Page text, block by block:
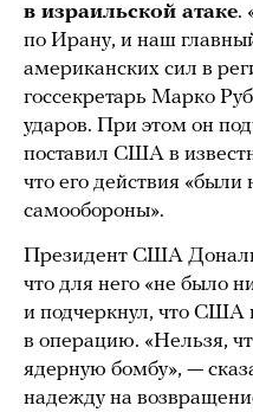
в израильской атаке.
по Ирану, и наш
американских сил в
госсекретарь Марко
ударов. При этом он
поставил США в
что его действия
самообороны».
Президент США
что для него «не было
и подчеркнул, что США
в операцию. «Нельзя,
ядерную бомбу», —
надежду на